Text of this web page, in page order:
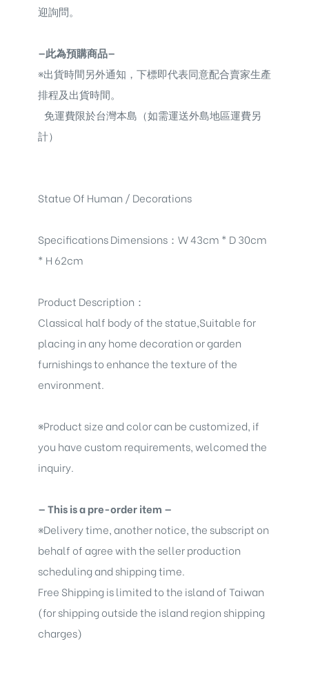
迎詢問。
—此為預購商品—
※出貨時間另外通知，下標即代表同意配合賣家生產
排程及出貨時間。
免運費限於台灣本島（如需運送外島地區運費另
計）
Statue Of Human / Decorations
Specifications Dimensions ： W 43cm * D 30cm
* H 62cm
Product Description ：
Classical half body of the statue,Suitable for
placing in any home decoration or garden
furnishings to enhance the texture of the
environment.
※Product size and color can be customized, if
you have custom requirements, welcomed the
inquiry.
— This is a pre-order item —
※Delivery time, another notice, the subscript on
behalf of agree with the seller production
scheduling and shipping time.
Free Shipping is limited to the island of Taiwan
(for shipping outside the island region shipping
charges)